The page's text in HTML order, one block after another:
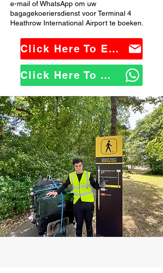
e-mail of WhatsApp om uw
bagagekoeriersdienst voor Terminal 4
Heathrow International Airport te boeken.
Click Here To Email Us
Click Here To WhatsApp Us